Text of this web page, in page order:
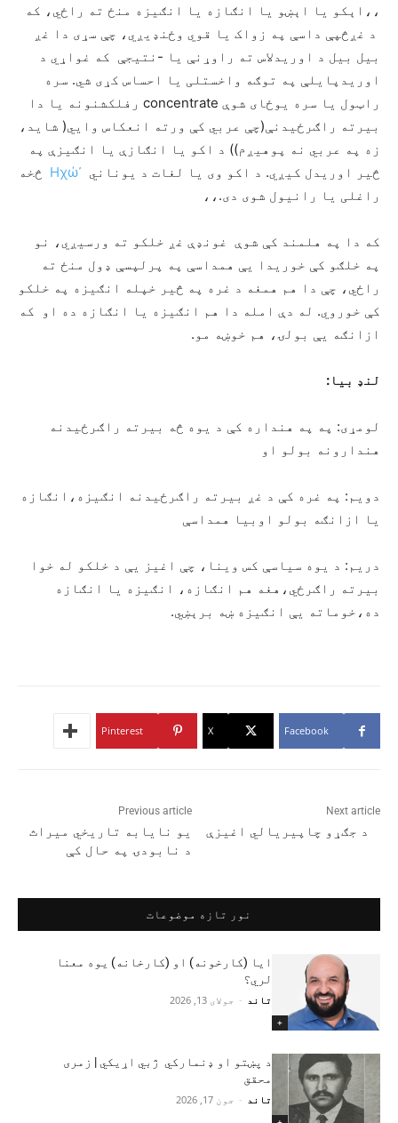
،،اېکو یا اېښو یا انګازه یا انګیزه منځ ته راځي، که
د غږڅپې داسې په زواک یا قوي وځنډیږي، چې سړی دا غږ
بیل بیل د اوریدلاس ته راوړنې یا -نتیجې که غواړي د
اوریدپایلې په توګه واخستلی یا احساس کړی شي. سره
راټول یا سره یوځای شوې concentrate رفلکشنونه یا دا
بیرته راګرځیدنې(چې عربي کې ورته انعکاس وایي( شاید،
زه په عربي نه پوهیږم)) د اکو یا انګازې یا انګیزې په
څیر اوریدل کیږي. د اکو وی یا لغات د یوناني ᾿Ηχώ
څخه
راغلی یا رانیول شوی دی.،،
که دا په هلمند کې شوې غونډې غږ خلکو ته ورسیږي، نو
په خلګو کې خوریدا یې همداسې په پرلپسې ډول منځ ته
راځي، چې دا هم همغه د غره په څیر خپله انګیزه په خلکو
کې خوروي. له دې امله دا هم انګیزه یا انګازه ده او که
ازانګه یې بولۍ، هم خوښه مو.
لنډ بیا:
لومړی: په په هنداره کې د یوه څه بیرته راګرځیدنه
هندارونه بولو او
دویم: په غره کې د غږ بیرته راګرځیدنه انګیزه،انګازه
یا ازانګه بولو اوبیا همداسې
دریم: د یوه سیاسې کس وینا، چې اغیز یې د خلکو له خوا
بیرته راګرځي،هغه هم انګازه، انګیزه یا انګازه
ده،خوماته یې انګیزه ښه برېښي.
Facebook
X
Pinterest
Previous article
یو نایابه تاریخي میراث
د نابودۍ په حال کې
Next article
د جګړو چاپیریالي اغیزې
نور تازه موضوعات
+
ایا (کارخونه) او (کارخانه) یوه معنا
لري؟
تاند - جولای 13, 2026
د پښتو او ډنمارکي ژبي اړیکي | زمری
محقق
تاند - جون 17, 2026